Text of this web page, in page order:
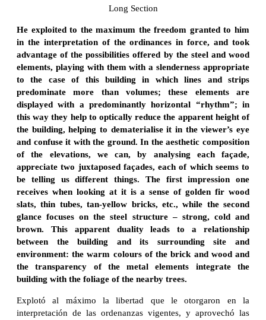
Long Section
He exploited to the maximum the freedom granted to him
in the interpretation of the ordinances in force, and took
advantage of the possibilities offered by the steel and wood
elements, playing with them with a slenderness appropriate
to the case of this building in which lines and strips
predominate more than volumes; these elements are
displayed with a predominantly horizontal “rhythm”; in
this way they help to optically reduce the apparent height of
the building, helping to dematerialise it in the viewer’s eye
and confuse it with the ground. In the aesthetic composition
of the elevations, we can, by analysing each façade,
appreciate two juxtaposed façades, each of which seems to
be telling us different things. The first impression one
receives when looking at it is a sense of golden fir wood
slats, thin tubes, tan-yellow bricks, etc., while the second
glance focuses on the steel structure – strong, cold and
brown. This apparent duality leads to a relationship
between the building and its surrounding site and
environment: the warm colours of the brick and wood and
the transparency of the metal elements integrate the
building with the foliage of the nearby trees.
Explotó al máximo la libertad que le otorgaron en la
interpretación de las ordenanzas vigentes, y aprovechó las